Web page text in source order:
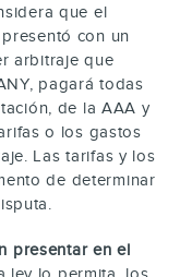
que el
con un
arbitraje que
pagará todas
de la AAA y
o los gastos
Las tarifas y los
de determinar
presentar en el